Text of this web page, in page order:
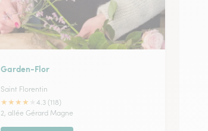
Garden-Flor
Saint Florentin
★★★★
4.3 (118)
2, allée Gérard Magne